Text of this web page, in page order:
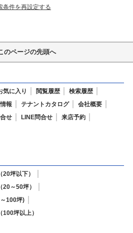
条件を再設定する
のページの先頭へ
気に入り 閲覧履歴
検索履歴
報 テナントカタログ
会社概要
せ LINE問合せ
来店予約
坪以下）
～50坪）
100坪)
坪以上）